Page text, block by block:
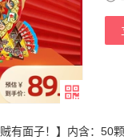
贼有面子！】内含：